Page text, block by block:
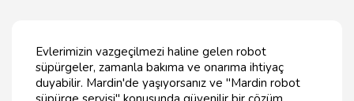
Evlerimizin vazgeçilmezi haline gelen robot
süpürgeler, zamanla bakıma ve onarıma ihtiyaç
duyabilir. Mardin'de yaşıyorsanız ve "Mardin robot